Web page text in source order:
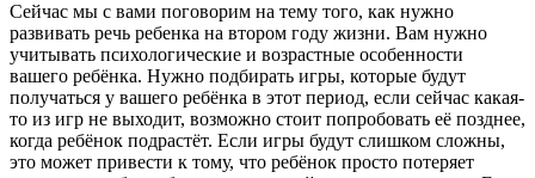
Сейчас мы с вами поговорим на тему того, как нужно
развивать речь ребенка на втором году жизни. Вам нужно
учитывать психологические и возрастные особенности
вашего ребёнка. Нужно подбирать игры, которые будут
получаться у вашего ребёнка в этот период, если сейчас какая-
то из игр не выходит, возможно стоит попробовать её позднее,
когда ребёнок подрастёт. Если игры будут слишком сложны,
это может привести к тому, что ребёнок просто потеряет